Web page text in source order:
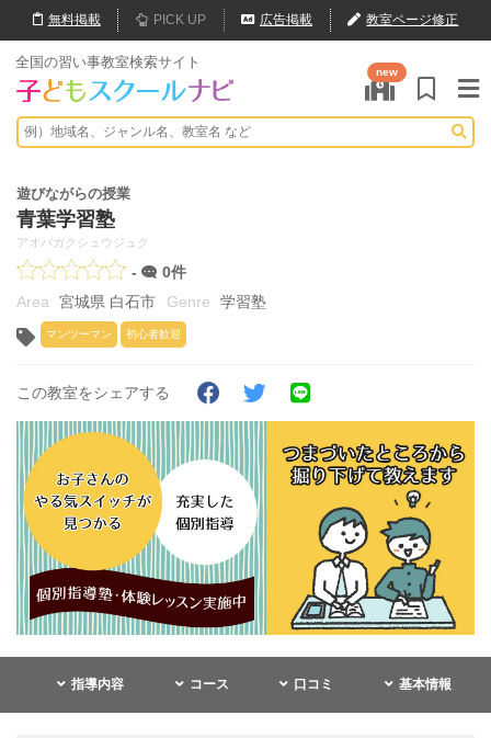
無料掲載 PICK UP 広告掲載 教室ページ修正
全国の習い事教室検索サイト
new
遊びながらの授業
青葉学習塾
アオバガクシュウジュク
-
0件
宮城県 白石市
学習塾
マンツーマン 初心者歓迎
この教室をシェアする
指導内容 コース 口コミ 基本情報